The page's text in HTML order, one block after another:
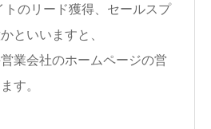
トのリード獲得、セールスプ
といいますと、
業会社のホームページの営
す。